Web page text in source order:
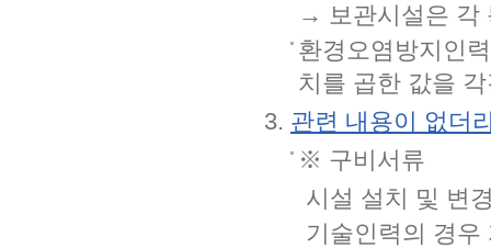
→ 보관시설은 각
환경오염방지인
치를 곱한 값을
관련 내용이 없더
※ 구비서류
시설 설치 및 변
기술인력의 경우